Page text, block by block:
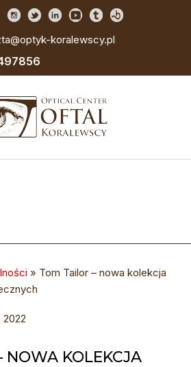
koralewscy.pl
» Tom Tailor – nowa kolekcja
2022
NOWA KOLEKCJA